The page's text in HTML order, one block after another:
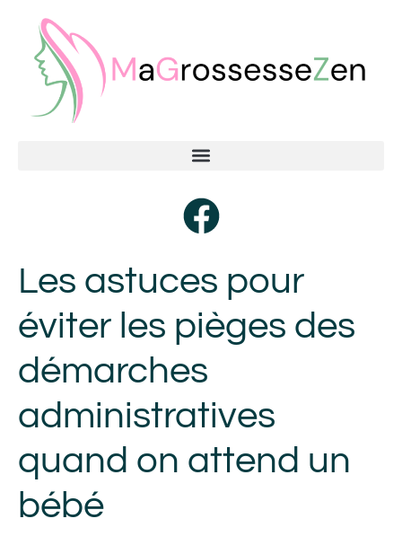
Les astuces pour
éviter les pièges des
démarches
administratives
quand on attend un
bébé